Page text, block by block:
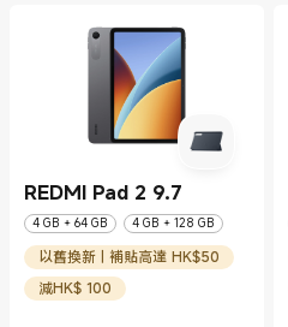
REDMI Pad 2 9.7
4 GB + 64 GB 4 GB + 128 GB
以舊換新 | 補貼高達 HK$50
減HK$ 100